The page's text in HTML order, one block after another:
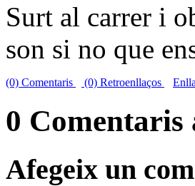
Surt al carrer i
son si no que
(0) Comentaris (0) Retroenllaços
0
Afegeix un